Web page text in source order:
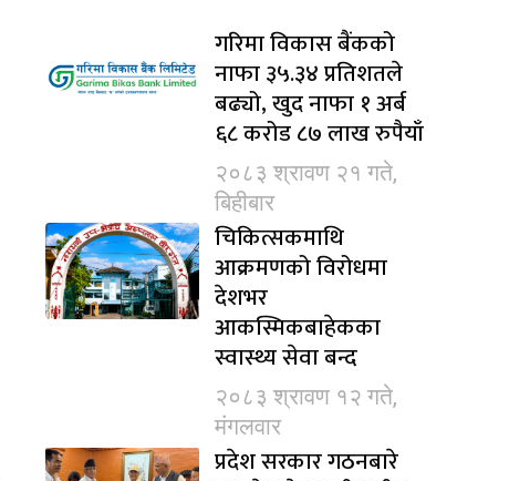
गरिमा विकास बैंकको
नाफा ३५.३४ प्रतिशतले
बढ्यो, खुद नाफा १ अर्ब
६८ करोड ८७ लाख रुपैयाँ
२०८३ श्रावण २१ गते,
बिहीबार
चिकित्सकमाथि
आक्रमणको विरोधमा
देशभर
आकस्मिकबाहेकका
स्वास्थ्य सेवा बन्द
२०८३ श्रावण १२ गते,
मंगलवार
प्रदेश सरकार गठनबारे